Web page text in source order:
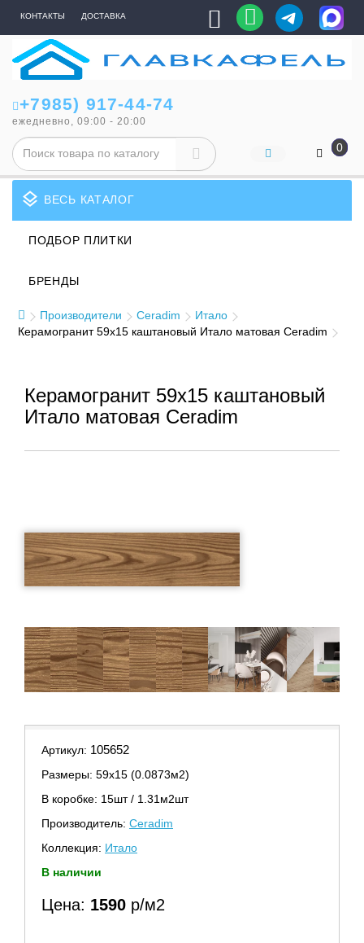
КОНТАКТЫ ДОСТАВКА
+7985) 917-44-74
ежедневно, 09:00 - 20:00
0
layers ВЕСЬ КАТАЛОГ
ПОДБОР ПЛИТКИ
БРЕНДЫ
Производители Ceradim
Итало
Керамогранит 59x15 каштановый Итало матовая Ceradim
Керамогранит 59x15 каштановый
Итало матовая Ceradim
Артикул: 105652
Размеры: 59х15 (0.0873м2)
В коробке: 15шт / 1.31м2шт
Производитель: Ceradim
Коллекция: Итало
В наличии
Цена: 1590 р/м2